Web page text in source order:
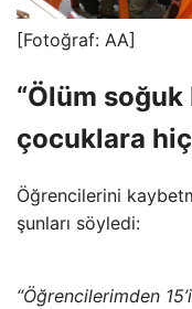
[Fotoğraf: AA]
“Ölüm
çocuklara hiç
Öğrencilerini
şunları söyledi:
“Öğrencilerimden